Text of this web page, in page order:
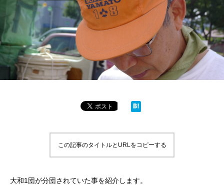
この記事のタイトルとURLをコピーする
大和1団が分団されていた事を紹介します。